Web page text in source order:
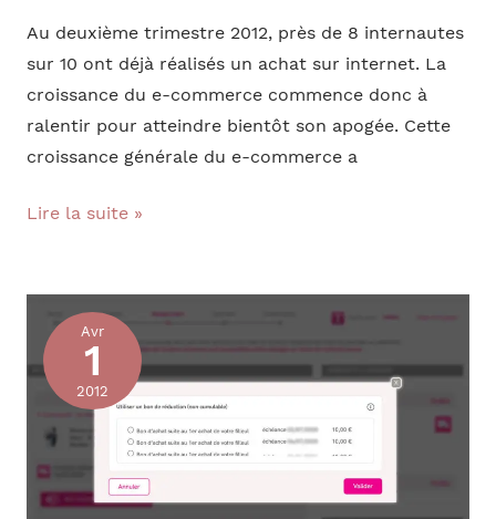
Au deuxième trimestre 2012, près de 8 internautes
sur 10 ont déjà réalisés un achat sur internet. La
croissance du e-commerce commence donc à
ralentir pour atteindre bientôt son apogée. Cette
croissance générale du e-commerce a
La
internet
a
toujours
vent
en
Lire la suite »
Avr
1
2012